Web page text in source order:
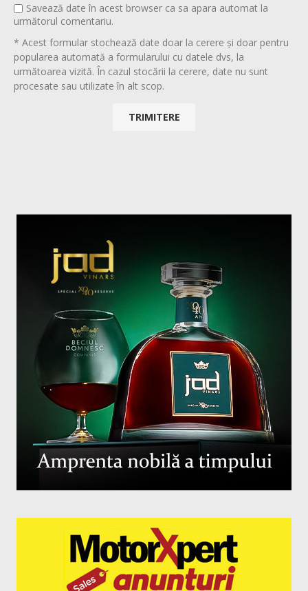
Savează date în acest browser ca sa apara automat la
următorul comentariu.
* Acest formular stochează date doar la cerere și doar pentru
popularea automată a formularului cu datele dvs, la
următoarea vizită. În cazul stocării la cerere, date nu sunt
procesate sau utilizate în alt scop.